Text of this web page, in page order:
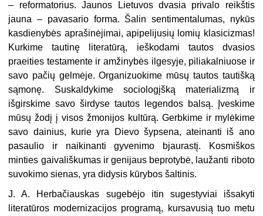
– reformatorius. Jaunos Lietuvos dvasia privalo reikštis
jauna – pavasario forma. Šalin sentimentalumas, nykūs
kasdienybės aprašinėjimai, apipelijusių lomių klasicizmas!
Kurkime tautinę literatūrą, ieškodami tautos dvasios
praeities testamente ir amžinybės ilgesyje, piliakalniuose ir
savo pačių gelmėje. Organizuokime mūsų tautos tautišką
sąmonę. Suskaldykime sociologįšką materializmą ir
išgirskime savo širdyse tautos legendos balsą. Įveskime
mūsų žodį į visos žmonijos kultūrą. Gerbkime ir mylėkime
savo dainius, kurie yra Dievo šypsena, ateinanti iš ano
pasaulio ir naikinanti gyvenimo bjaurastį. Kosmiškos
minties gaivališkumas ir genijaus beprotybė, laužanti riboto
suvokimo sienas, yra didysis kūrybos šaltinis.
J. A. Herbačiauskas sugebėjo itin sugestyviai išsakyti
literatūros modernizacijos programą, kursavusią tuo metu